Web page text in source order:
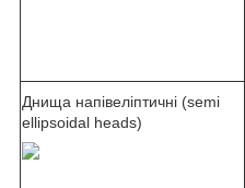
Днища напівеліптичні (semi
ellipsoidal heads)